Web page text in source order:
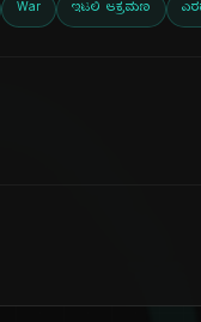
War ಇಟಲಿ ಆಕ್ರಮಣ